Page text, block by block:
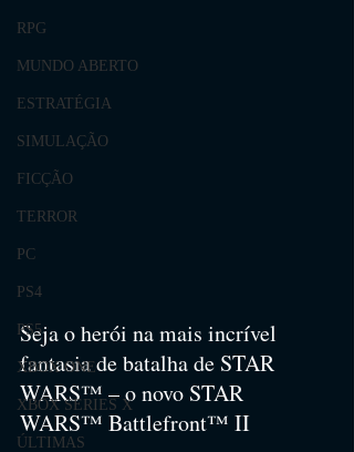
RPG
MUNDO ABERTO
ESTRATÉGIA
SIMULAÇÃO
FICÇÃO
TERROR
PC
PS4
PS5
XBOX ONE
XBOX SERIES X
ÚLTIMAS
Seja o herói na mais incrível
fantasia de batalha de STAR
WARS™ – o novo STAR
WARS™ Battlefront™ II